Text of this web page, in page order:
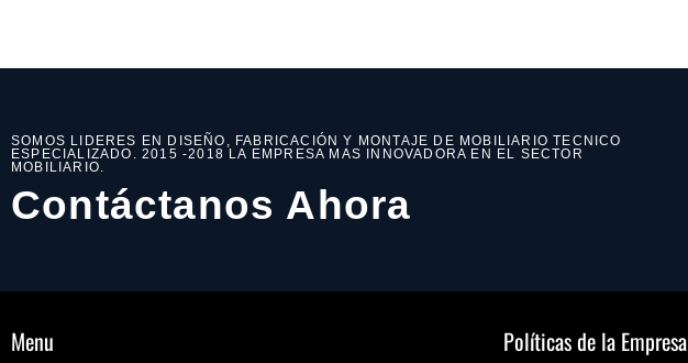
SOMOS LIDERES EN DISEÑO, FABRICACIÓN Y MONTAJE DE MOBILIARIO TECNICO
ESPECIALIZADO. 2015 -2018 LA EMPRESA MAS INNOVADORA EN EL SECTOR
MOBILIARIO.
Contáctanos Ahora
Menu
Políticas de la Empresa